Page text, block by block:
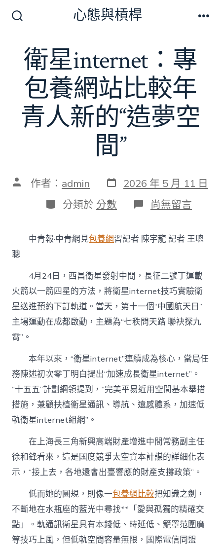
切
換
開
心態與槓桿
衛星internet：專
包養網站比較年
青人新的“造夢空
間”
文 作者： admin 發
表
日
期
2026 年 5 月 11 日
分
類
分類於 分數 在
〈衛
internet：
專
網
站
比
較
年
青
的
“造
夢
空
間”〉
中
尚無留言
中青報·中青網見包養網習記者 陳宇龍 記者 王聰
聰
4月24日，西昌衛星發射中間，長征二號丁運載
火箭以一箭四星的方法，將衛星internet技巧實驗衛
星送進預約下訂軌道。當天，第十一個“中國航天日”
主場運動在成都啟動，主題為“七秩問天路 聯袂探九
霄”。
本年以來，“衛星internet”連續成為核心，當局任
務陳述初次零丁明白提出“加速成長衛星internet”。
“十五五”計劃綱領提到，“完美平易近用空間基本舉措
措施，兼顧扶植衛星通訊、導航、遠感體系，加速低
軌衛星internet組網”。
在上海長三角新興高端財產增進中間常務副主任
徐和鋒看來，這是國度競爭太空資本計謀的詳細化表
示，“接上去，各地還會出臺響應的財產支撐政策”。
低而她的圓規，則像一包養網比較把知識之劍，
不斷地在水瓶座的藍光中尋找**「愛與孤獨的精確交
點」。軌通訊衛星具有本錢低、時延低、籠罩范圍廣
等技巧上風，但低軌空間容量無限，國際電信同盟